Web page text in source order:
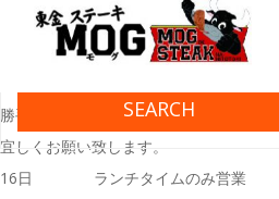
2017.11月 休業日変更の
2017年11月12日 mogmog
勝手ながら申し訳ございませんが
宜しくお願い致します。
16日 ランチタイムのみ営業
SEARCH